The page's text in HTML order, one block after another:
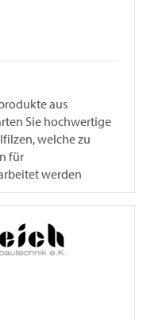
aus
Sie hochwertige
welche zu
für
werden